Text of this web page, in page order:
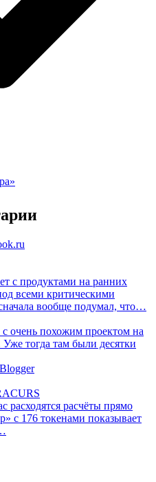
с продуктами на ранних
всеми критическими
вообще подумал, что…
с очень похожим проектом на
тогда там были десятки
расходятся расчёты прямо
с 176 токенами показывает